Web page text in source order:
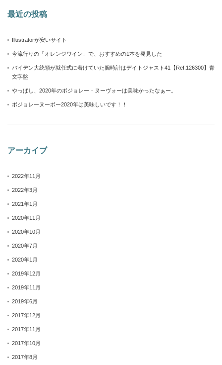
最近の投稿
Illustratorが安いサイト
今流行りの「オレンジワイン」で、おすすめの1本を発見した
バイデン大統領が就任式に着けていた腕時計はデイトジャスト41【Ref.126300】青
文字盤
やっぱし、2020年のボジョレー・ヌーヴォーは美味かったなぁー。
ボジョレーヌーボー2020年は美味しいです！！
アーカイブ
2022年11月
2022年3月
2021年1月
2020年11月
2020年10月
2020年7月
2020年1月
2019年12月
2019年11月
2019年6月
2017年12月
2017年11月
2017年10月
2017年8月